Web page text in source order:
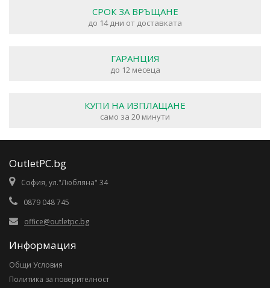
СРОК ЗА ВРЪЩАНЕ
до 14 дни от доставката
ГАРАНЦИЯ
до 12 месеца
КУПИ НА ИЗПЛАЩАНЕ
само за 20 минути
OutletPC.bg
София, ул."Любляна" 34
0879 048 745
office@outletpc.bg
Информация
Общи Условия
Политика за поверителност